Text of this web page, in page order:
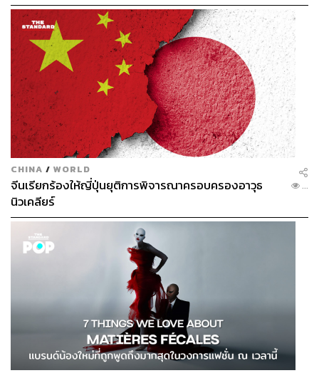
CHINA / WORLD
จีนเรียกร้องให้ญี่ปุ่นยุติการพิจารณาครอบครองอาวุธ
นิวเคลียร์
...